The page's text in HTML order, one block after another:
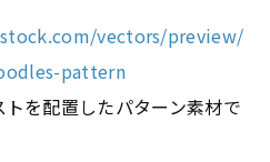
vectors/preview/
pattern
を配置したパターン素材で